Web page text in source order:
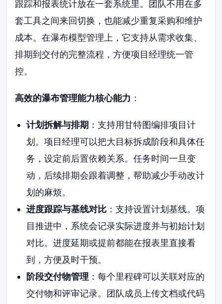
跟踪和报表统计放在一套系统里。团队不用在多
套工具之间来回切换，也能减少重复采购和维护
成本。在瀑布模型管理上，它支持从需求收集、
排期到交付的完整流程，方便项目经理统一管
控。
高效的瀑布管理能力核心能力 ：
计划拆解与排期：支持用甘特图编排项目计
划。项目经理可以把大目标拆成阶段和具体任
务，设定前后置依赖关系。任务时间一旦变
动，后续排期会跟着调整，帮助减少手动改计
划的麻烦。
进度跟踪与基线对比：支持设置计划基线。项
目推进中，系统会记录实际进度并与初始计划
对比。进度延期或提前都能在报表里直接看
到，方便及时干预。
阶段交付物管理 ：每个里程碑可以关联对应的
交付物和评审记录。团队成员上传文档或代码